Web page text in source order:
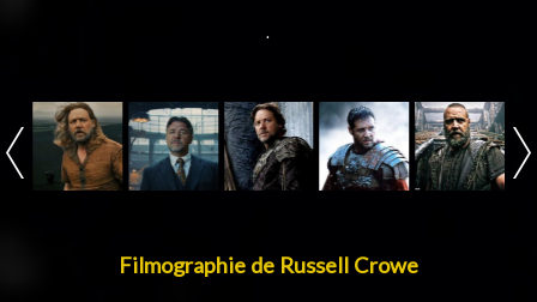
.
Filmographie de Russell Crowe